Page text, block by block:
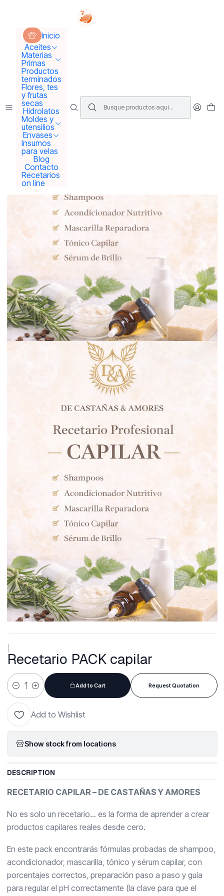
Inicio
Aceites
Materias
Primas
Productos
terminados
Flores, tes
y frutas
secas
Hidrolatos
Moldes y
utensilios
Envases
Insumos
para velas
Blog
Contacto
Recetarios
on line
Tus sueños se concretan aquí !!!
Inicio
Recetario PACK capilar
Quantity
Add to Cart Request Quotation
Add to Wishlist
Show stock from locations
DESCRIPTION
RECETARIO CAPILAR – DE CASTAÑAS Y AMORES
No es solo un recetario… es la forma de aprender a crear
productos capilares reales desde cero.
En este pack encontrarás fórmulas probadas de shampoo,
acondicionador, mascarilla, tónico y sérum capilar, con
porcentajes correctos, preparación paso a paso y guía
para regular el pH correctamente (la clave para que el